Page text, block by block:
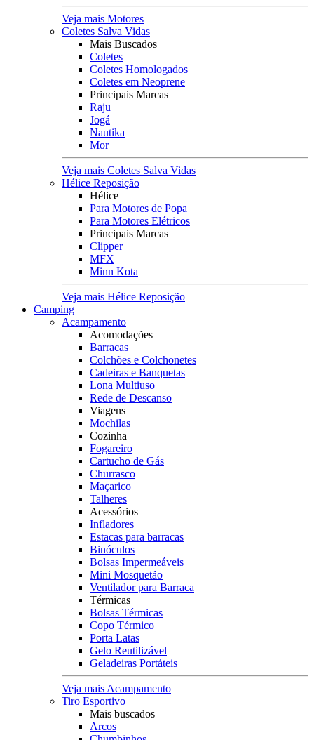
Veja mais Motores
Coletes Salva Vidas
Mais Buscados
Coletes
Coletes Homologados
Coletes em Neoprene
Principais Marcas
Raju
Jogá
Nautika
Mor
Veja mais Coletes Salva Vidas
Hélice Reposição
Hélice
Para Motores de Popa
Para Motores Elétricos
Principais Marcas
Clipper
MFX
Minn Kota
Veja mais Hélice Reposição
Camping
Acampamento
Acomodações
Barracas
Colchões e Colchonetes
Cadeiras e Banquetas
Lona Multiuso
Rede de Descanso
Viagens
Mochilas
Cozinha
Fogareiro
Cartucho de Gás
Churrasco
Maçarico
Talheres
Acessórios
Infladores
Estacas para barracas
Binóculos
Bolsas Impermeáveis
Mini Mosquetão
Ventilador para Barraca
Térmicas
Bolsas Térmicas
Copo Térmico
Porta Latas
Gelo Reutilizável
Geladeiras Portáteis
Veja mais Acampamento
Tiro Esportivo
Mais buscados
Arcos